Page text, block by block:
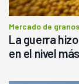
Mercado de granos
La guerra
en el nivel